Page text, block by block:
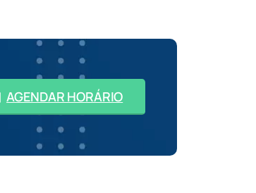
AGENDAR HORÁRIO